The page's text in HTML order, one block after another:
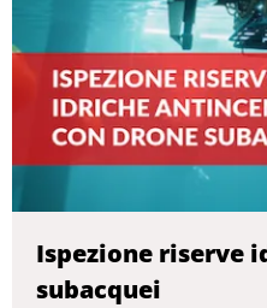
Ispezione riserve
subacquei